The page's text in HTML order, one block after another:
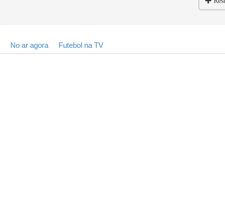
No ar agora Futebol na TV